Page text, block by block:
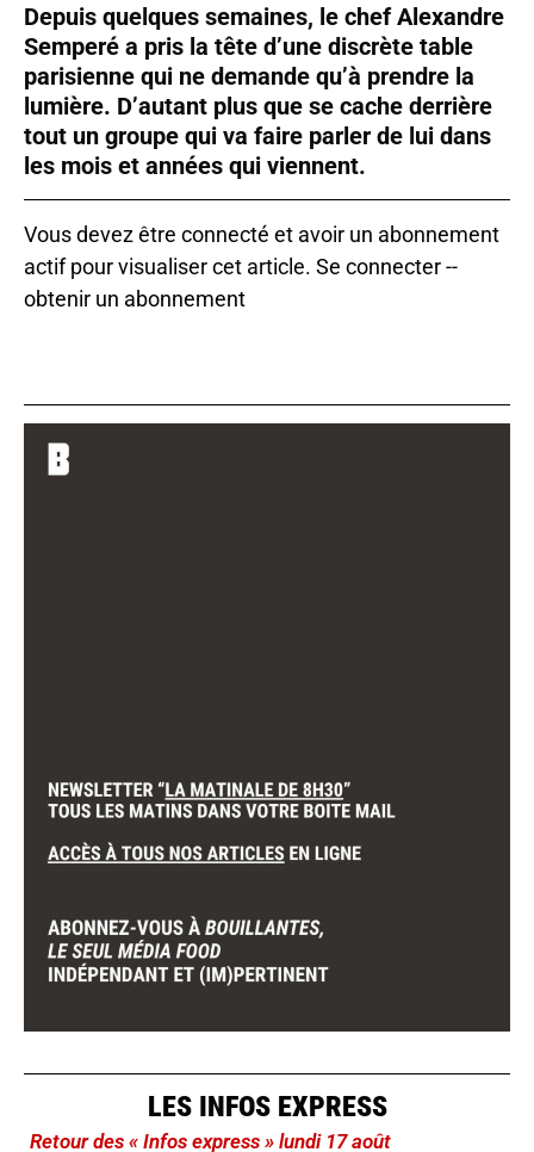
Depuis quelques semaines, le chef Alexandre
Semperé a pris la tête d’une discrète table
parisienne qui ne demande qu’à prendre la
lumière. D’autant plus que se cache derrière
tout un groupe qui va faire parler de lui dans
les mois et années qui viennent.
Vous devez être connecté et avoir un abonnement
actif pour visualiser cet article. Se connecter--
obtenir un abonnement
LES INFOS EXPRESS
Retour des « Infos express » lundi 17 août